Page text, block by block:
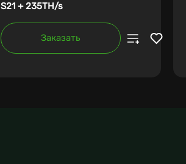
S21 + 235TH/s
Заказать